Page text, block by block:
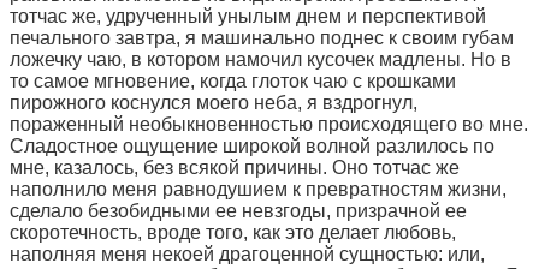
тотчас же, удрученный унылым днем и перспективой
печального завтра, я машинально поднес к своим губам
ложечку чаю, в котором намочил кусочек мадлены. Но в
то самое мгновение, когда глоток чаю с крошками
пирожного коснулся моего неба, я вздрогнул,
пораженный необыкновенностью происходящего во мне.
Сладостное ощущение широкой волной разлилось по
мне, казалось, без всякой причины. Оно тотчас же
наполнило меня равнодушием к превратностям жизни,
сделало безобидными ее невзгоды, призрачной ее
скоротечность, вроде того, как это делает любовь,
наполняя меня некоей драгоценной сущностью: или,